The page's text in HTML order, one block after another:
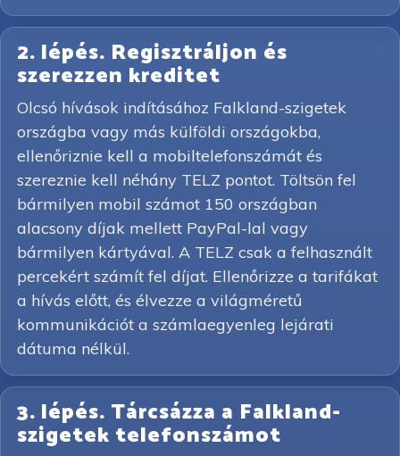
2. lépés. Regisztráljon és
szerezzen kreditet
Olcsó hívások indításához Falkland-szigetek
országba vagy más külföldi országokba,
ellenőriznie kell a mobiltelefonszámát és
szereznie kell néhány TELZ pontot. Töltsön fel
bármilyen mobil számot 150 országban
alacsony díjak mellett PayPal-lal vagy
bármilyen kártyával. A TELZ csak a felhasznált
percekért számít fel díjat. Ellenőrizze a tarifákat
a hívás előtt, és élvezze a világméretű
kommunikációt a számlaegyenleg lejárati
dátuma nélkül.
3. lépés. Tárcsázza a Falkland-
szigetek telefonszámot